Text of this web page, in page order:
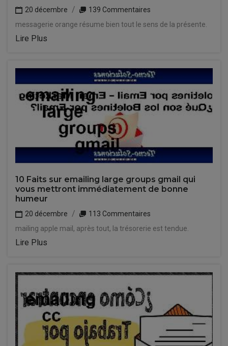
20 décembre
139 Commentaires
messagerie orange résume bien tout le sens de la présente.
Lire Plus
10 Faits sur emailing large groups gmail qui
vous mettront immédiatement de bonne
humeur
20 décembre
113 Commentaires
mailing apple mail, après tout, la trésorerie est tendue.
Lire Plus